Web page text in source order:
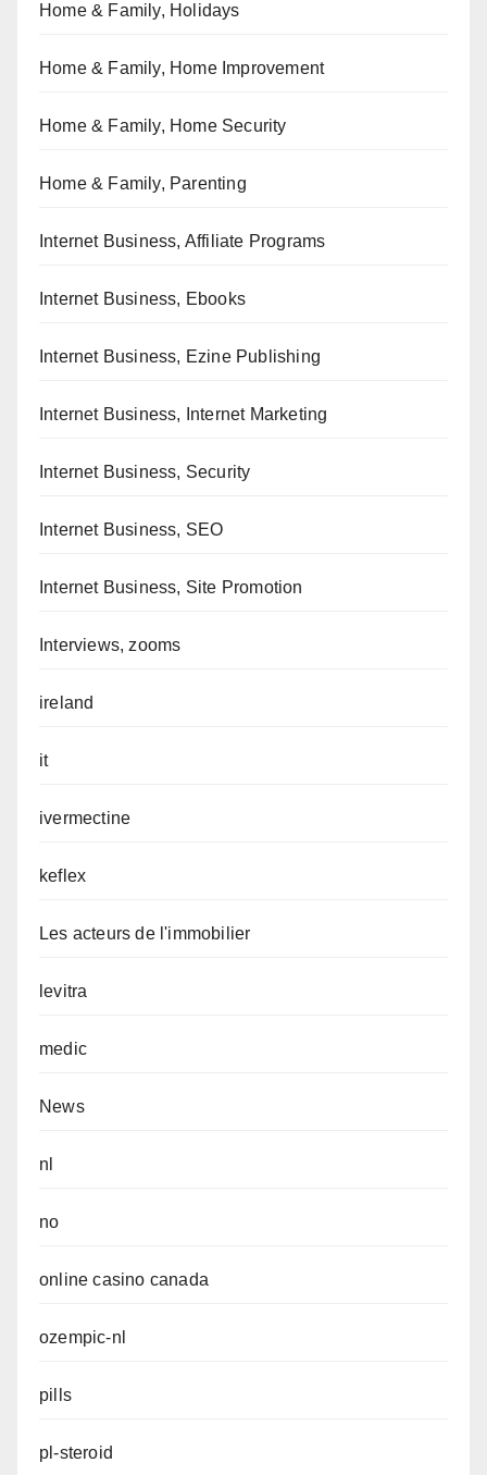
Home & Family, Holidays
Home & Family, Home Improvement
Home & Family, Home Security
Home & Family, Parenting
Internet Business, Affiliate Programs
Internet Business, Ebooks
Internet Business, Ezine Publishing
Internet Business, Internet Marketing
Internet Business, Security
Internet Business, SEO
Internet Business, Site Promotion
Interviews, zooms
ireland
it
ivermectine
keflex
Les acteurs de l'immobilier
levitra
medic
News
nl
no
online casino canada
ozempic-nl
pills
pl-steroid